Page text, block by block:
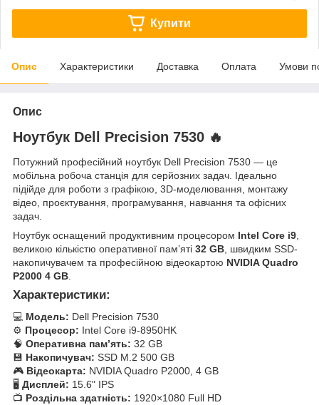
Купити
Опис Характеристики Доставка Оплата Умови
Опис
Ноутбук Dell Precision 7530 🔥
Потужний професійний ноутбук Dell Precision 7530 — це
мобільна робоча станція для серйозних задач. Ідеально
підійде для роботи з графікою, 3D-моделювання, монтажу
відео, проєктування, програмування, навчання та офісних
задач.
Ноутбук оснащений продуктивним процесором Intel Core i9,
великою кількістю оперативної пам’яті 32 GB, швидким SSD-
накопичувачем та професійною відеокартою NVIDIA Quadro
P2000 4 GB.
Характеристики:
💻 Модель: Dell Precision 7530
⚙️ Процесор: Intel Core i9-8950HK
🧠 Оперативна пам’ять: 32 GB
💾 Накопичувач: SSD M.2 500 GB
🎮 Відеокарта: NVIDIA Quadro P2000, 4 GB
🖥 Дисплей: 15.6" IPS
📺 Роздільна здатність: 1920×1080 Full HD